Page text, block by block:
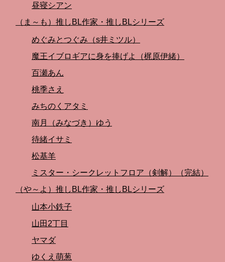
昼寝シアン
（ま～も）推しBL作家・推しBLシリーズ
めぐみとつぐみ（s井ミツル）
魔王イブロギアに身を捧げよ（梶原伊緒）
百瀬あん
桃季さえ
みちのくアタミ
南月（みなづき）ゆう
待緒イサミ
松基羊
ミスター・シークレットフロア（剣解）（完結）
（や～よ）推しBL作家・推しBLシリーズ
山本小鉄子
山田2丁目
ヤマダ
ゆくえ萌葱